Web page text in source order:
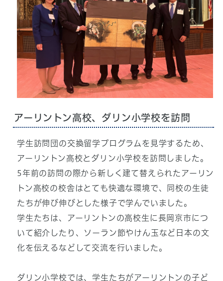
アーリントン高校、ダリン小学校を訪問
学生訪問団の交換留学プログラムを見学するため、
アーリントン高校とダリン小学校を訪問しました。
5年前の訪問の際から新しく建て替えられたアーリン
トン高校の校舎はとても快適な環境で、同校の生徒
たちが伸び伸びとした様子で学んでいました。
学生たちは、アーリントンの高校生に長岡京市につ
いて紹介したり、ソーラン節やけん玉など日本の文
化を伝えるなどして交流を行いました。
ダリン小学校では、学生たちがアーリントンの子ど